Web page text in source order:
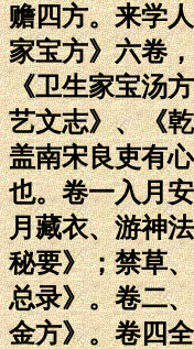
赡四方。来学
家宝方》六卷
《卫生家宝汤
艺文志》、《
盖南宋良吏有
也。卷一入月
月藏衣、游神
秘要》；禁草
总录》。卷二
金方》。卷四